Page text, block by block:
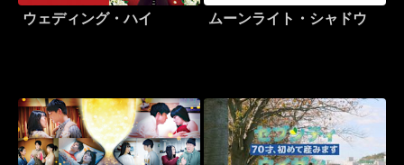
ウェディング・ハイ ムーンライト・シャドウ